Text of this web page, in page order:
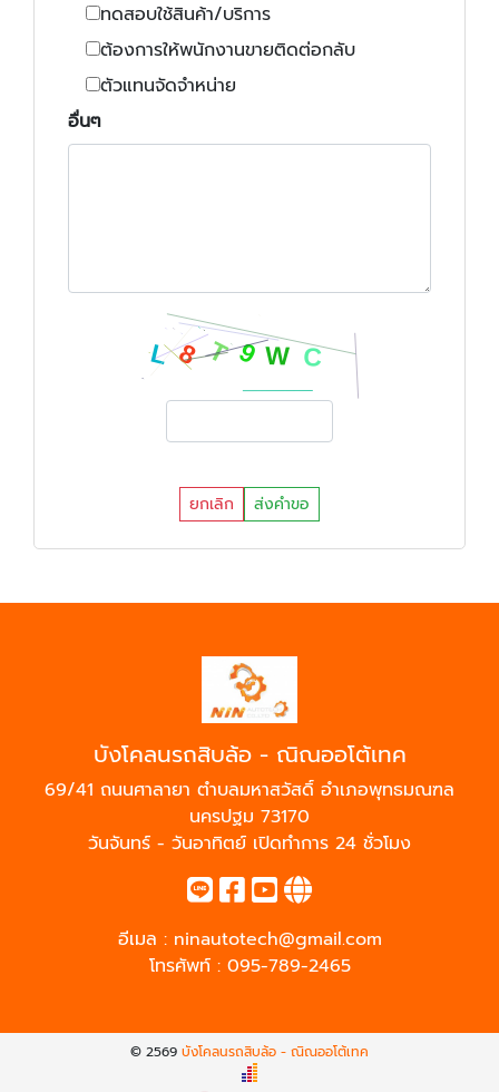
ทดสอบใช้สินค้า/บริการ
ต้องการให้พนักงานขายติดต่อกลับ
ตัวแทนจัดจำหน่าย
อื่นๆ
ยกเลิก ส่งคำขอ
บังโคลนรถสิบล้อ - ณิณออโต้เทค
69/41 ถนนศาลายา ตำบลมหาสวัสดิ์ อำเภอพุทธมณฑล
นครปฐม 73170
วันจันทร์ - วันอาทิตย์ เปิดทำการ 24 ชั่วโมง
อีเมล : ninautotech@gmail.com
โทรศัพท์ : 095-789-2465
© 2569 บังโคลนรถสิบล้อ - ณิณออโต้เทค